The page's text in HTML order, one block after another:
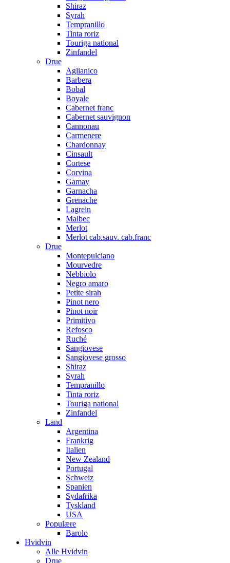
Shiraz
Syrah
Tempranillo
Tinta roriz
Touriga national
Zinfandel
Drue
Aglianico
Barbera
Bobal
Boyale
Cabernet franc
Cabernet sauvignon
Cannonau
Carmenere
Chardonnay
Cinsault
Cortese
Corvina
Gamay
Garnacha
Grenache
Lagrein
Malbec
Merlot
Merlot cab.sauv. cab.franc
Drue
Montepulciano
Mourvedre
Nebbiolo
Negro amaro
Petite sirah
Pinot nero
Pinot noir
Primitivo
Refosco
Ruché
Sangiovese
Sangiovese grosso
Shiraz
Syrah
Tempranillo
Tinta roriz
Touriga national
Zinfandel
Land
Argentina
Frankrig
Italien
New Zealand
Portugal
Schweiz
Spanien
Sydafrika
Tyskland
USA
Populære
Barolo
Hvidvin
Alle Hvidvin
Drue